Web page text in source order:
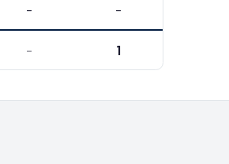
– –
– 1